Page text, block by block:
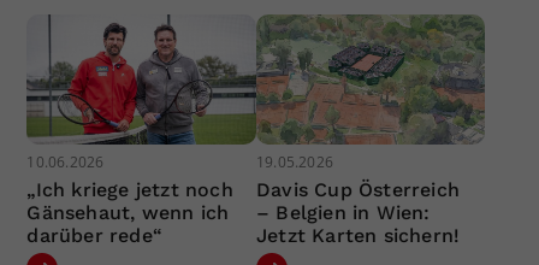
10.06.2026
„Ich kriege jetzt noch
Gänsehaut, wenn ich
darüber rede“
19.05.2026
Davis Cup Österreich
– Belgien in Wien:
Jetzt Karten sichern!